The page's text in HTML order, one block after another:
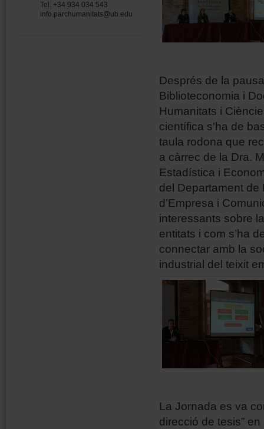
Tel. +34 934 034 543
info.parchumanitats@ub.edu
Després de la
Biblioteconomia i
Humanitats i
científica s'ha de
taula rodona que
a càrrec de la Dra.
Estadística i
del Departament de
d’Empresa i
interessants sobre
entitats i com s’ha
connectar amb la
industrial del teixit
La Jornada es va
direcció de tesis”